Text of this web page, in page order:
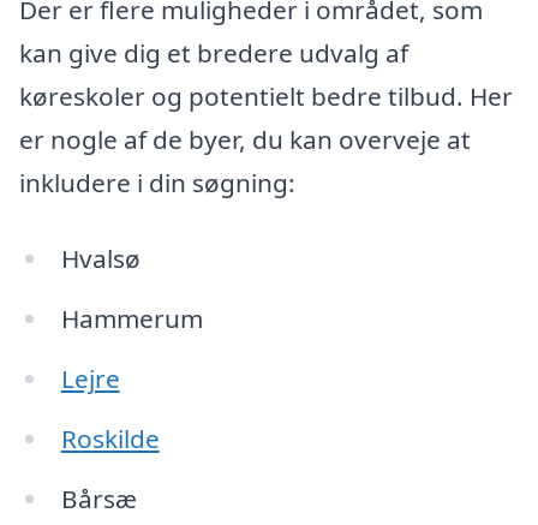
Der er flere muligheder i området, som
kan give dig et bredere udvalg af
køreskoler og potentielt bedre tilbud. Her
er nogle af de byer, du kan overveje at
inkludere i din søgning:
Hvalsø
Hammerum
Lejre
Roskilde
Bårsæ